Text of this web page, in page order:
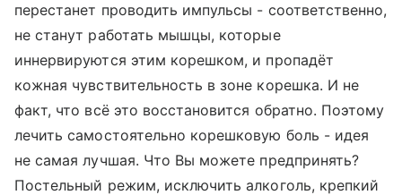
перестанет проводить импульсы - соответственно,
не станут работать мышцы, которые
иннервируются этим корешком, и пропадёт
кожная чувствительность в зоне корешка. И не
факт, что всё это восстановится обратно. Поэтому
лечить самостоятельно корешковую боль - идея
не самая лучшая. Что Вы можете предпринять?
Постельный режим, исключить алкоголь, крепкий